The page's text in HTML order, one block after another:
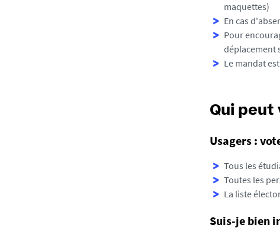
o
a
r
u
l
maquettes)
En cas
Pour
déplacement
Le mandat
Qui peut
Usagers :
Tous les
Toutes les
La liste
Suis-je bien